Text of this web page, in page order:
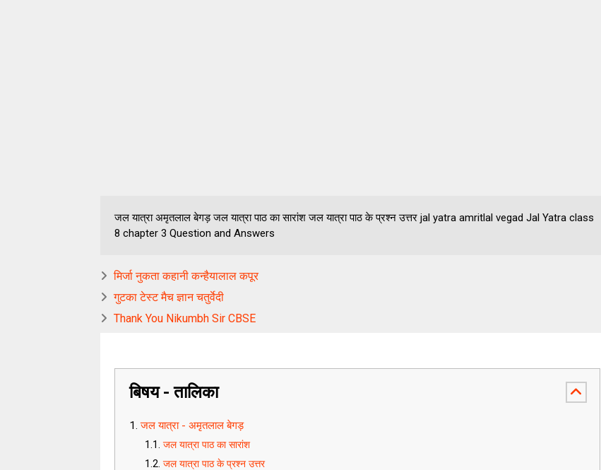
जल यात्रा अमृतलाल बेगड़ जल यात्रा पाठ का सारांश जल यात्रा पाठ के प्रश्न उत्तर jal yatra amritlal vegad Jal Yatra class
8 chapter 3 Question and Answers
मिर्जा नुकता कहानी कन्हैयालाल कपूर
गुटका टेस्ट मैच ज्ञान चतुर्वेदी
Thank You Nikumbh Sir CBSE
बिषय - तालिका
जल यात्रा - अमृतलाल बेगड़
जल यात्रा पाठ का सारांश
जल यात्रा पाठ के प्रश्न उत्तर